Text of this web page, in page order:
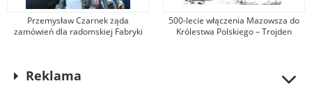
Przemysław Czarnek żąda
zamówień dla radomskiej Fabryki
500-lecie włączenia Mazowsza do
Królestwa Polskiego – Trojden
Reklama